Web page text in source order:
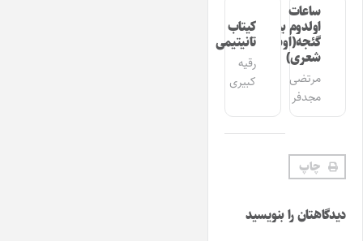
ساعات
اولدوم بیر
گئجه(اوشاق
شعری)
مرتضی
مجدفر
کیتاب
تانیتیمی
رقیه
کبیری
چاپ
دیدگاهتان را بنویسید